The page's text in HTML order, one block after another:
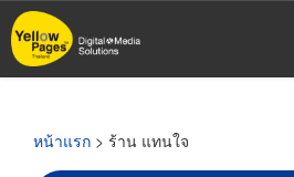
ข้าม
ไป
หน้าแรก > ร้าน แทนใจ